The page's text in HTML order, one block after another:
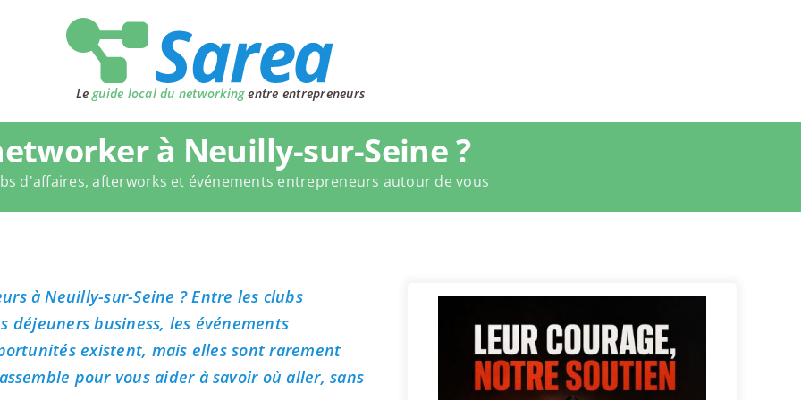
Le guide local du networkingentre entrepreneurs
à Neuilly-sur-Seine ?
d'affaires, afterworks et événements entrepreneurs autour de vous
à Neuilly-sur-Seine ? Entre les clubs
déjeuners business, les événements
existent, mais elles sont rarement
pour vous aider à savoir où aller, sans